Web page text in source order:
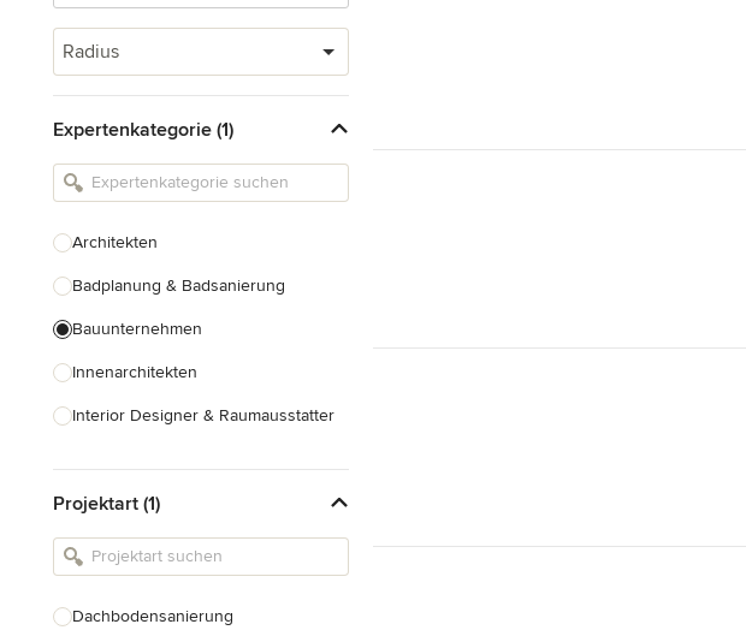
Radius
Expertenkategorie (1)
Architekten
Badplanung & Badsanierung
Bauunternehmen
Innenarchitekten
Interior Designer & Raumausstatter
Landschaftsarchitekten
Armaturen & Sanitärbedarf
Projektart (1)
Dachbodensanierung